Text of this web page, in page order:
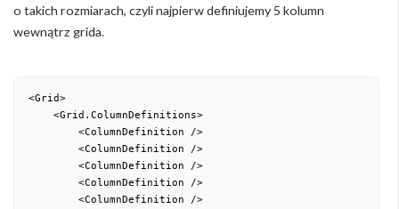
o takich rozmiarach, czyli najpierw definiujemy 5 kolumn
wewnątrz grida.
<Grid>
    <Grid.ColumnDefinitions>
        <ColumnDefinition />
        <ColumnDefinition />
        <ColumnDefinition />
        <ColumnDefinition />
        <ColumnDefinition />